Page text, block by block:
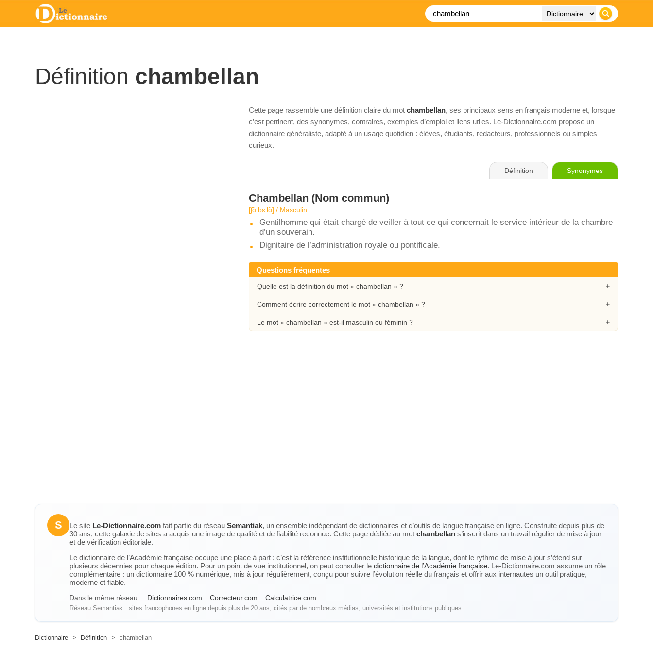
Définition chambellan
Cette page rassemble une définition claire du mot chambellan, ses principaux sens en français moderne et, lorsque
c’est pertinent, des synonymes, contraires, exemples d’emploi et liens utiles. Le-Dictionnaire.com propose un
dictionnaire généraliste, adapté à un usage quotidien : élèves, étudiants, rédacteurs, professionnels ou simples
curieux.
Définition Synonymes
Chambellan (Nom commun)
[ʃɑ̃.bɛ.lɑ̃] / Masculin
Gentilhomme qui était chargé de veiller à tout ce qui concernait le service intérieur de la chambre
d’un souverain.
Dignitaire de l’administration royale ou pontificale.
Questions fréquentes
Quelle est la définition du mot « chambellan » ?
Comment écrire correctement le mot « chambellan » ?
Le mot « chambellan » est-il masculin ou féminin ?
S Le site Le-Dictionnaire.com fait partie du réseau Semantiak, un ensemble indépendant de dictionnaires et d’outils de langue française en ligne. Construite depuis plus de
30 ans, cette galaxie de sites a acquis une image de qualité et de fiabilité reconnue. Cette page dédiée au mot chambellan s’inscrit dans un travail régulier de mise à jour
et de vérification éditoriale.
Le dictionnaire de l’Académie française occupe une place à part : c’est la référence institutionnelle historique de la langue, dont le rythme de mise à jour s’étend sur
plusieurs décennies pour chaque édition. Pour un point de vue institutionnel, on peut consulter le dictionnaire de l’Académie française. Le-Dictionnaire.com assume un rôle
complémentaire : un dictionnaire 100 % numérique, mis à jour régulièrement, conçu pour suivre l’évolution réelle du français et offrir aux internautes un outil pratique,
moderne et fiable.
Dans le même réseau : Dictionnaires.com Correcteur.com Calculatrice.com
Réseau Semantiak : sites francophones en ligne depuis plus de 20 ans, cités par de nombreux médias, universités et institutions publiques.
Dictionnaire > Définition > chambellan